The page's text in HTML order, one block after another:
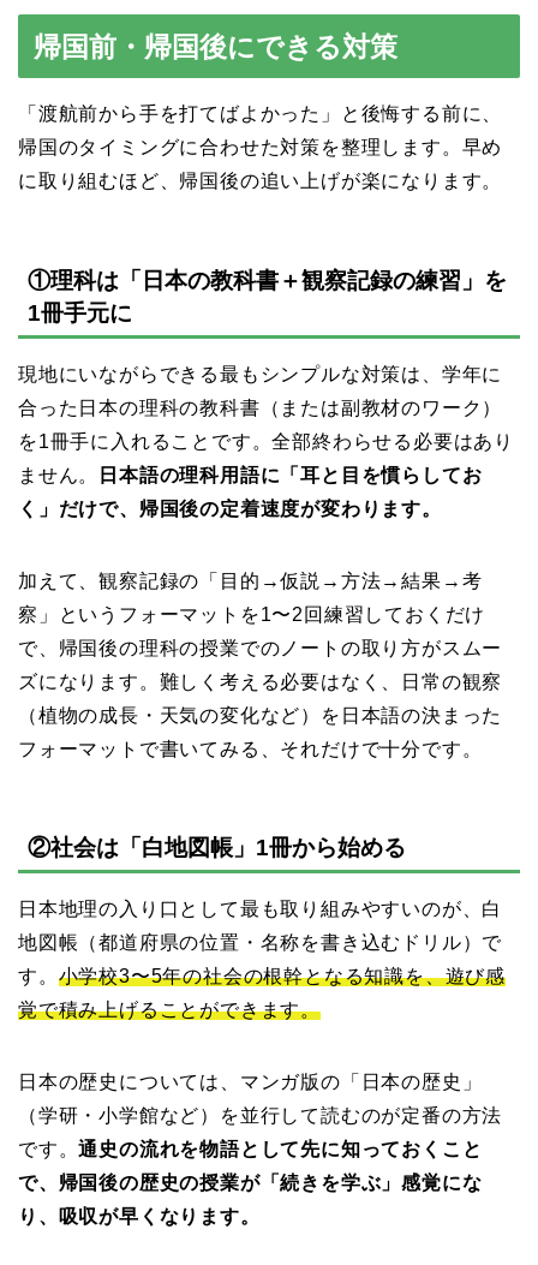
帰国前・帰国後にできる対策
「渡航前から手を打てばよかった」と後悔する前に、
帰国のタイミングに合わせた対策を整理します。早め
に取り組むほど、帰国後の追い上げが楽になります。
①理科は「日本の教科書＋観察記録の練習」を
1冊手元に
現地にいながらできる最もシンプルな対策は、学年に
合った日本の理科の教科書（または副教材のワーク）
を1冊手に入れることです。全部終わらせる必要はあり
ません。
日本語の理科用語に「耳と目を慣らしてお
く」だけで、帰国後の定着速度が変わります。
加えて、観察記録の「目的→仮説→方法→結果→考
察」というフォーマットを1〜2回練習しておくだけ
で、帰国後の理科の授業でのノートの取り方がスムー
ズになります。難しく考える必要はなく、日常の観察
（植物の成長・天気の変化など）を日本語の決まった
フォーマットで書いてみる、それだけで十分です。
②社会は「白地図帳」1冊から始める
日本地理の入り口として最も取り組みやすいのが、白
地図帳（都道府県の位置・名称を書き込むドリル）で
す。 小学校3〜5年の社会の根幹となる知識を、遊び感
覚で積み上げることができます。
日本の歴史については、マンガ版の「日本の歴史」
（学研・小学館など）を並行して読むのが定番の方法
です。通史の流れを物語として先に知っておくこと
で、帰国後の歴史の授業が「続きを学ぶ」感覚にな
り、吸収が早くなります。